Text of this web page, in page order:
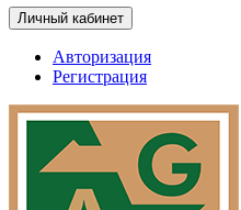
Личный кабинет
Авторизация
Регистрация